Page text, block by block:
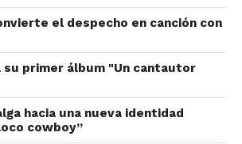
el despecho en canción con
su primer álbum "Un cantautor
hacia una nueva identidad
cowboy”